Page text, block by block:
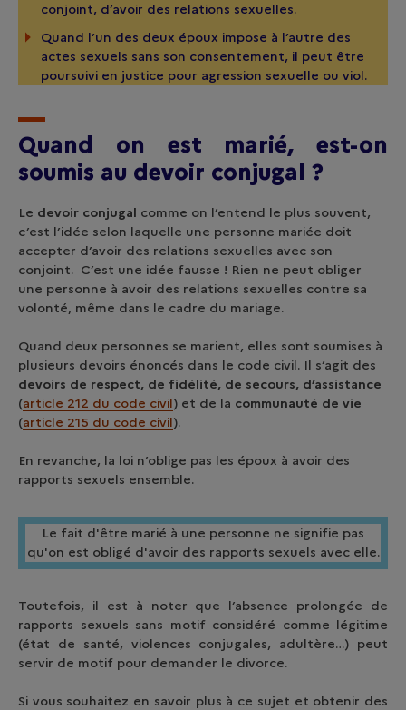
conjoint, d’avoir des relations sexuelles.
Quand l’un des deux époux impose à l’autre des
actes sexuels sans son consentement, il peut être
poursuivi en justice pour agression sexuelle ou viol.
Quand on est marié, est-on
soumis au devoir conjugal ?
Le devoir conjugal comme on l’entend le plus souvent,
c’est l’idée selon laquelle une personne mariée doit
accepter d’avoir des relations sexuelles avec son
conjoint. C’est une idée fausse ! Rien ne peut obliger
une personne à avoir des relations sexuelles contre sa
volonté, même dans le cadre du mariage.
Quand deux personnes se marient, elles sont soumises à
plusieurs devoirs énoncés dans le code civil. Il s’agit des
devoirs de respect, de fidélité, de secours, d’assistance
(article 212 du code civil) et de la communauté de vie
(article 215 du code civil).
En revanche, la loi n’oblige pas les époux à avoir des
rapports sexuels ensemble.
Le fait d'être marié à une personne ne signifie pas
qu'on est obligé d'avoir des rapports sexuels avec elle.
Toutefois, il est à noter que l’absence prolongée de
rapports sexuels sans motif considéré comme légitime
(état de santé, violences conjugales, adultère…) peut
servir de motif pour demander le divorce.
Si vous souhaitez en savoir plus à ce sujet et obtenir des